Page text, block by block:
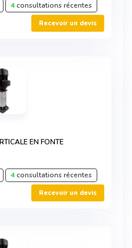
4consultations récentes
Recevoir un devis
EN FONTE
4consultations récentes
Recevoir un devis